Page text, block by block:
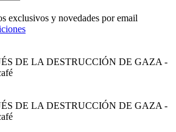
exclusivos y novedades por email